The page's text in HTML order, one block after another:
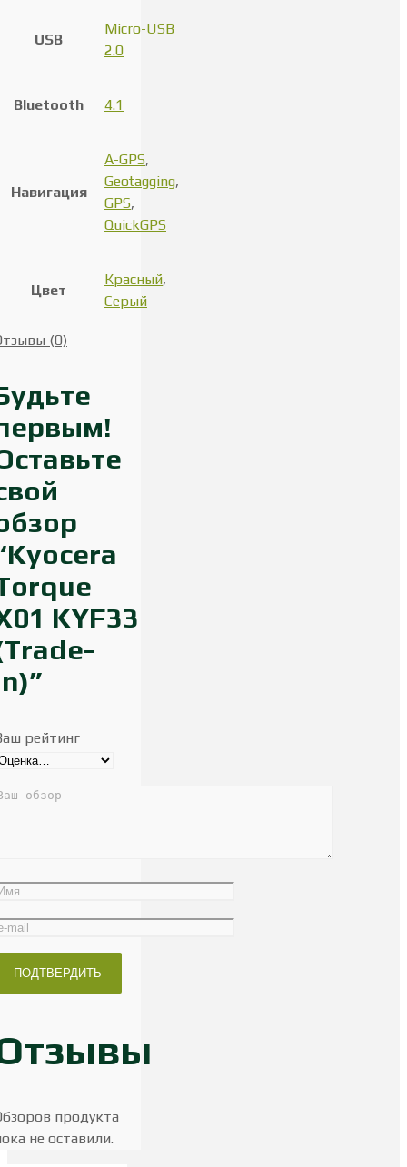
USB
Micro-USB
2.0
Bluetooth 4.1
Навигация
A-GPS,
Geotagging,
GPS,
QuickGPS
Цвет
Красный,
Серый
(0)
KYF33
рейтинг
продукта
не оставили.